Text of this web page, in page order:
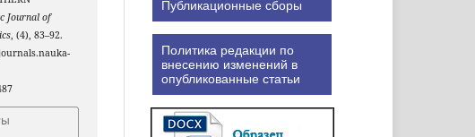
Journal of
, (4), 83–92.
Публикационные сборы
Политика редакции по
внесению изменений в
опубликованные статьи